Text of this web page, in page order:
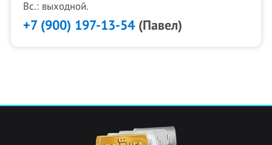
Вс.: выходной.
+7 (900) 197-13-54(Павел)